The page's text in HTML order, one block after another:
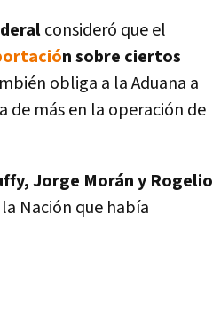
consideró que el
n sobre ciertos
obliga a la Aduana a
de más en la operación de
Jorge Morán y Rogelio
Nación que había